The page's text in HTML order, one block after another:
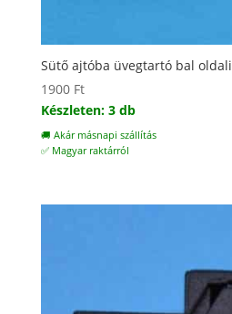
Sütő ajtóba üvegtartó bal oldali
1900 Ft
Készleten: 3 db
🚚 Akár másnapi szállítás
✅ Magyar raktárról